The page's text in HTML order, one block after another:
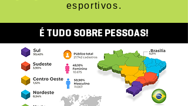
esportivos.
É TUDO SOBRE PESSOAS!